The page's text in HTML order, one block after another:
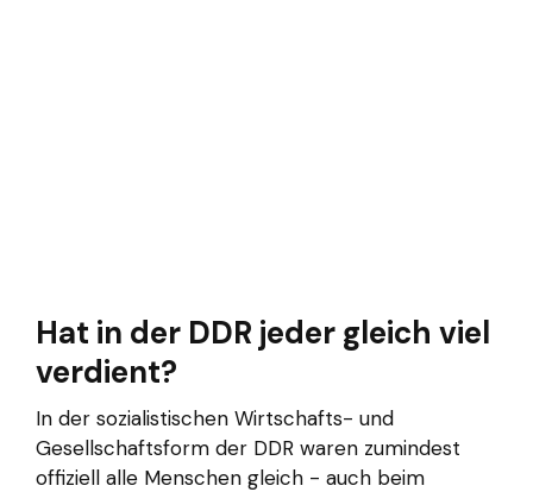
Hat in der DDR jeder gleich viel
verdient?
In der sozialistischen Wirtschafts- und
Gesellschaftsform der DDR waren zumindest
offiziell alle Menschen gleich - auch beim